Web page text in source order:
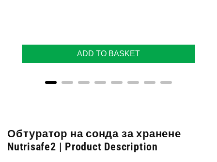
ADD TO BASKET
Обтуратор на сонда за хранене
Nutrisafe2 | Product Description